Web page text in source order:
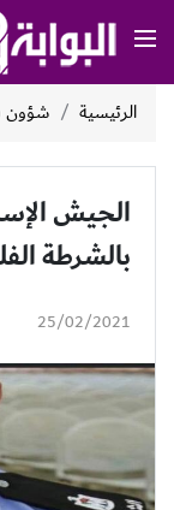
الرئيسية شؤون
الجيش
بالشرطة
25/02/2021